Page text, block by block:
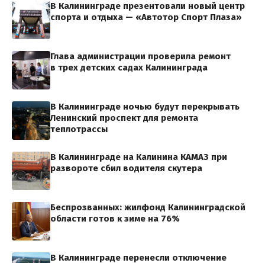
В Калининграде презентовали новый центр
спорта и отдыха — «Автотор Спорт Плаза»
Глава администрации проверила ремонт
в трех детских садах Калининграда
В Калининграде ночью будут перекрывать
Ленинский проспект для ремонта
теплотрассы
В Калининграде на Калинина КАМАЗ при
развороте сбил водителя скутера
Беспрозванных: жилфонд Калининградской
области готов к зиме на 76%
В Калининграде перенесли отключение